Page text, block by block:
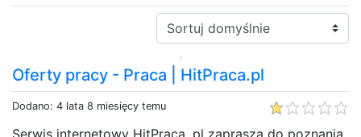
Sortuj:
Oferty pracy - Praca | HitPraca.pl
Dodano: 4 lata 8 miesięcy temu
Serwis internetowy HitPraca. pl zaprasza do poznania